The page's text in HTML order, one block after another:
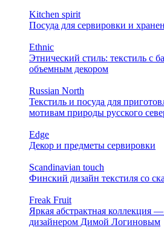
Kitchen spirit
Посуда для сервировки и
Ethnic
Этнический стиль: текстиль с
объемным декором
Russian North
Текстиль и посуда для
мотивам природы русского
Edge
Декор и предметы сервировки
Scandinavian touch
Финский дизайн текстиля со
Freak Fruit
Яркая абстрактная коллекция
дизайнером Димой Логиновым